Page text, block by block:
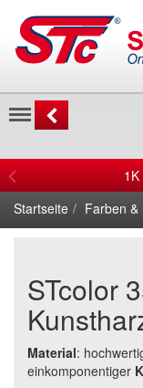
Menu
1K
Startseite
Farben &
STcolor
Material:
einkomponentiger